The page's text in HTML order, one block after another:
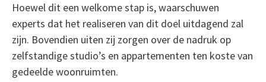
Hoewel dit een welkome stap is, waarschuwen
experts dat het realiseren van dit doel uitdagend zal
zijn. Bovendien uiten zij zorgen over de nadruk op
zelfstandige studio’s en appartementen ten koste van
gedeelde woonruimten.